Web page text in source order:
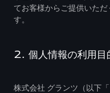
てお客様からご提供いた
す。
2. 個人情報の利用目
株式会社 グランツ（以下